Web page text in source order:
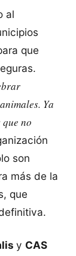
al
que
Ya
no
son
más de la
que
y CAS